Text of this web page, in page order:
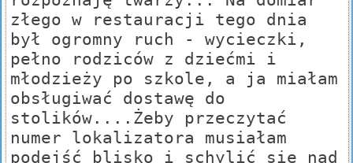
złego w restauracji tego dnia
był ogromny ruch - wycieczki,
pełno rodziców z dziećmi i
młodzieży po szkole, a ja miałam
obsługiwać dostawę do
stolików....Żeby przeczytać
numer lokalizatora musiałam
podejść blisko i schylić się nad